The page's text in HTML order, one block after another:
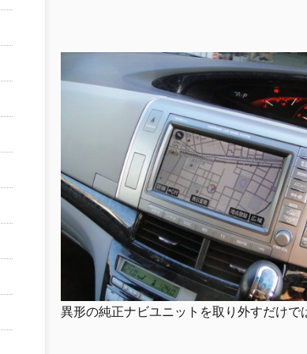
異形の純正ナビユニットを取り外すだけで